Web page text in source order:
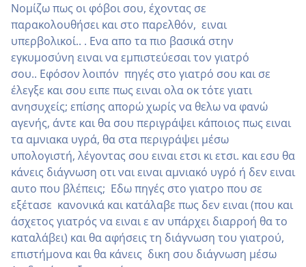
Νομίζω πως οι φόβοι σου, έχοντας σε
παρακολουθήσει και στο παρελθόν, ειναι
υπερβολικοί.. . Ενα απο τα πιο βασικά στην
εγκυμοσύνη ειναι να εμπιστεύεσαι τον γιατρό
σου.. Εφόσον λοιπόν πηγές στο γιατρό σου και σε
έλεγξε και σου ειπε πως ειναι ολα οκ τότε γιατι
ανησυχείς; επίσης απορώ χωρίς να θελω να φανώ
αγενής, άντε και θα σου περιγράψει κάποιος πως ειναι
τα αμνιακα υγρά, θα στα περιγράψει μέσω
υπολογιστή, λέγοντας σου ειναι ετσι κι ετσι. και εσυ θα
κάνεις διάγνωση οτι ναι ειναι αμνιακό υγρό ή δεν ειναι
αυτο που βλέπεις; Εδω πηγές στο γιατρο που σε
εξέτασε κανονικά και κατάλαβε πως δεν ειναι (που και
άσχετος γιατρός να ειναι ε αν υπάρχει διαρροή θα το
καταλάβει) και θα αφήσεις τη διάγνωση του γιατρού,
επιστήμονα και θα κάνεις δικη σου διάγνωση μέσω